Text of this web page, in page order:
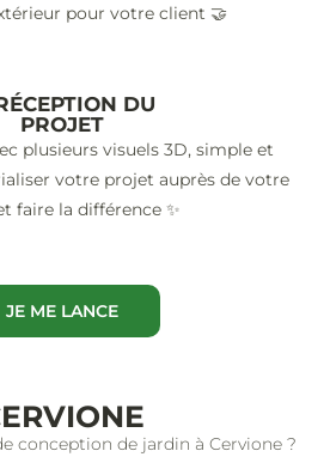
pour votre client 🤝
DU
PROJET
plusieurs visuels 3D, simple et
votre projet auprès de votre
faire la différence ✨
JE ME LANCE
conception de jardin à Cervione ?